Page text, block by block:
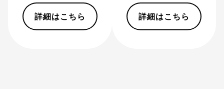
(319Th)
BITMAIN AntMiner S21e XP
詳細はこちら 詳細はこちら